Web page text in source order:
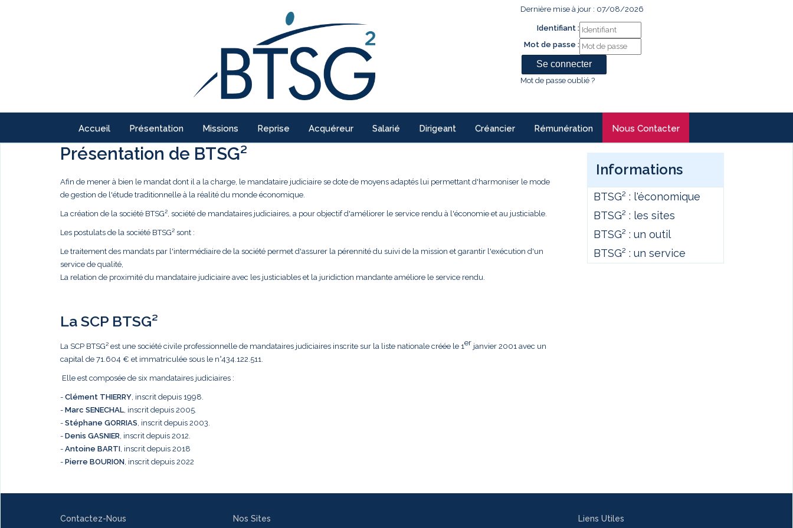
Dernière mise à jour : 07/08/2026
Identifiant :
Mot de passe :
Mot de passe oublié ?
Accueil Présentation Missions Reprise Acquéreur Salarié Dirigeant Créancier Rémunération Nous Contacter
Présentation de BTSG²
Afin de mener à bien le mandat dont il a la charge, le mandataire judiciaire se dote de moyens adaptés lui permettant d'harmoniser le mode
de gestion de l'étude traditionnelle à la réalité du monde économique.
La création de la société BTSG², société de mandataires judiciaires, a pour objectif d'améliorer le service rendu à l'économie et au justiciable.
Les postulats de la société BTSG² sont :
Le traitement des mandats par l'intermédiaire de la société permet d'assurer la pérennité du suivi de la mission et garantir l'exécution d'un
service de qualité,
La relation de proximité du mandataire judiciaire avec les justiciables et la juridiction mandante améliore le service rendu.
La SCP BTSG²
La SCP BTSG² est une société civile professionnelle de mandataires judiciaires inscrite sur la liste nationale créée le 1er janvier 2001 avec un
capital de 71.604 € et immatriculée sous le n°434.122.511.
Elle est composée de six mandataires judiciaires :
- Clément THIERRY, inscrit depuis 1998.
- Marc SENECHAL, inscrit depuis 2005.
- Stéphane GORRIAS, inscrit depuis 2003.
- Denis GASNIER, inscrit depuis 2012.
- Antoine BARTI, inscrit depuis 2018
- Pierre BOURION, inscrit depuis 2022
Informations
BTSG² : l'économique
BTSG² : les sites
BTSG² : un outil
BTSG² : un service
Contactez-Nous Nos Sites Liens Utiles